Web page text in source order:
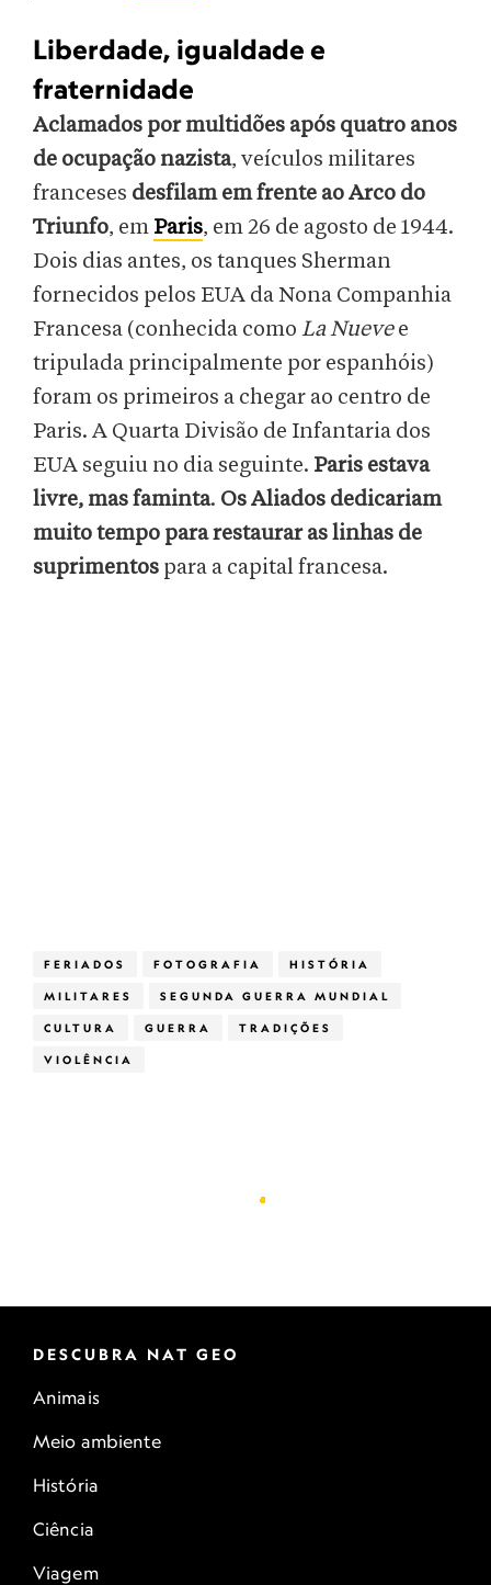
Liberdade, igualdade e
fraternidade
Aclamados por multidões após quatro anos
de ocupação nazista, veículos militares
franceses desfilam em frente ao Arco do
Triunfo, em Paris, em 26 de agosto de 1944.
Dois dias antes, os tanques Sherman
fornecidos pelos EUA da Nona Companhia
Francesa (conhecida como La Nuevee
tripulada principalmente por espanhóis)
foram os primeiros a chegar ao centro de
Paris. A Quarta Divisão de Infantaria dos
EUA seguiu no dia seguinte. Paris estava
livre, mas faminta. Os Aliados dedicariam
muito tempo para restaurar as linhas de
suprimentos para a capital francesa.
FERIADOS FOTOGRAFIA HISTÓRIA
MILITARES SEGUNDA GUERRA MUNDIAL
CULTURA GUERRA TRADIÇÕES
VIOLÊNCIA
DESCUBRA NAT GEO
Animais
Meio ambiente
História
Ciência
Viagem